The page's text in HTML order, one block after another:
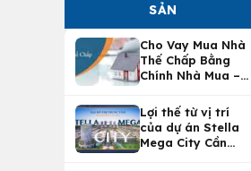
SẢN
Cho Vay Mua Nhà
Thế Chấp Bằng
Chính Nhà Mua –
Nhà Tại
Vietcombank
Lợi thế từ vị trí
của dự án Stella
Mega City Cần